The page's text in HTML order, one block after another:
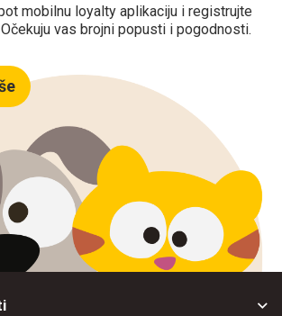
mobilnu loyalty aplikaciju i registrujte
vas brojni popusti i pogodnosti.